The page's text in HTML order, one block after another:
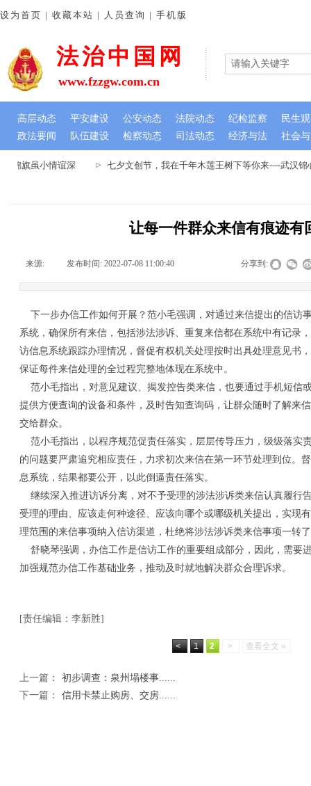
锦旗虽小情谊深 七夕文创节，我在千年木莲王树下等你来----武汉锦
法治中国网
政法要闻 队伍建设 检察动态 司法动态 经济与法 社会
设为首页 | 收藏本站 | 人员查询 | 手机版
www.fzzgw.com.cn
高层动态 平安建设 公安动态 法院动态 纪检监察 民生
让每一件群众来信有痕迹有
来源: 发布时间: 2022-07-08 11:00:40 分享到:
下一步办信工作如何开展？范小毛强调，对通过来信提出的信访
系统，确保所有来信，包括涉法涉诉、重复来信都在系统中有记录
访信息系统跟踪办理情况，督促有权机关处理按时出具处理意见书
保证每件来信处理的全过程完整地体现在系统中。
范小毛指出，对意见建议、揭发控告类来信，也要通过手机短信
提供方便查询的设备和条件，及时告知查询码，让群众随时了解来
交给群众。
范小毛指出，以程序规范促责任落实，层层传导压力，级级落实
的问题要严肃追究相应责任，力求初次来信在第一环节处理到位。
息系统，结果都要公开，以此倒逼责任落实。
继续深入推进访诉分离，对不予受理的涉法涉诉类来信认真履行
受理的理由、应该走何种途径、应该向哪个或哪级机关提出，实现
理范围的来信事项纳入信访渠道，杜绝将涉法涉诉类来信事项一转
舒晓琴强调，办信工作是信访工作的重要组成部分，因此，需要
加强规范办信工作基础业务，推动及时就地解决群众合理诉求。
[责任编辑：李新胜]
< 1 2 > 查看全文 »
上一篇：
初步调查：泉州塌楼事......
下一篇：
信用卡禁止购房、交房......